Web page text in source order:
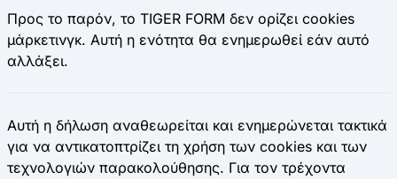
Προς το παρόν, το TIGER FORM δεν ορίζει cookies
μάρκετινγκ. Αυτή η ενότητα θα ενημερωθεί εάν αυτό
αλλάξει.
Αυτή η δήλωση αναθεωρείται και ενημερώνεται τακτικά
για να αντικατοπτρίζει τη χρήση των cookies και των
τεχνολογιών παρακολούθησης. Για τον τρέχοντα